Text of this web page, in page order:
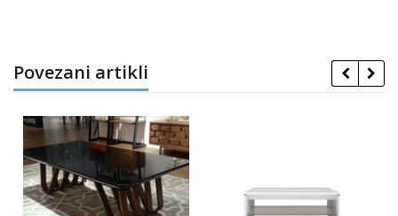
Povezani artikli